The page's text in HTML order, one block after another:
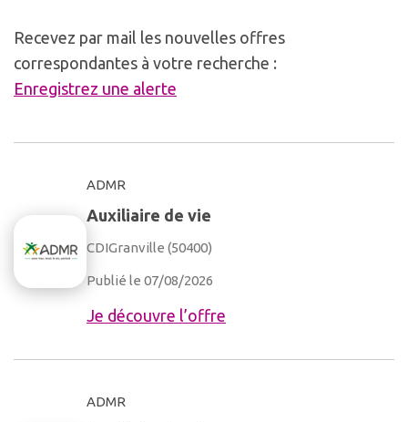
Recevez par mail les nouvelles offres
correspondantes à votre recherche :
Enregistrez une alerte
ADMR
Auxiliaire de vie
CDIGranville (50400)
Publié le 07/08/2026
Je découvre l’offre
ADMR